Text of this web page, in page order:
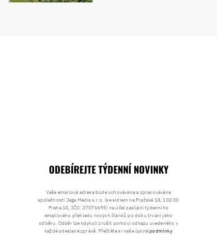
ODEBÍREJTE TÝDENNÍ NOVINKY
Vaše emailová adresa bude uchovávána a zpracovávána
společností Jaga Media s.r.o. (se sídlem na Pražské 18, 102 00
Praha 10, IČO: 27076695) na účel zasílání týdenního
emailového přehledu nových článků po dobu trvání jeho
odběru. Odběr lze kdykoli zrušit pomocí odkazu uvedeného v
každé odeslané zprávě. Přečtěte si naše úplnépodmínky